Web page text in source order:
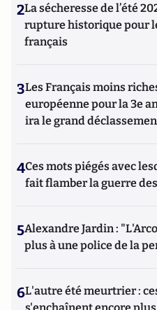
2La sécheresse de l’été
rupture historique pour
français
3Les Français moins
européenne pour la 3e
ira le grand
4Ces mots piégés avec
fait flamber la guerre
5Alexandre Jardin :
plus à une police de la
6L'autre été meurtrier :